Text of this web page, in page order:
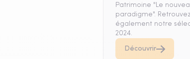
Patrimoine "Le
paradigme".
également notre
2024.
Découvrir